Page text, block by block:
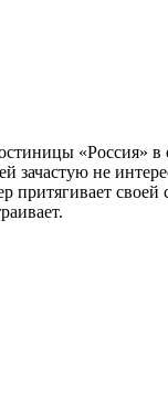
«Россия»
зачастую не
притягивает